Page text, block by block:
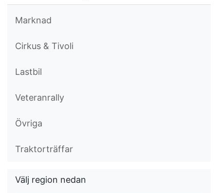
Marknad
Cirkus & Tivoli
Lastbil
Veteranrally
Övriga
Traktorträffar
Välj region nedan